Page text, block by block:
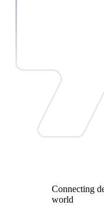
Connecting
world